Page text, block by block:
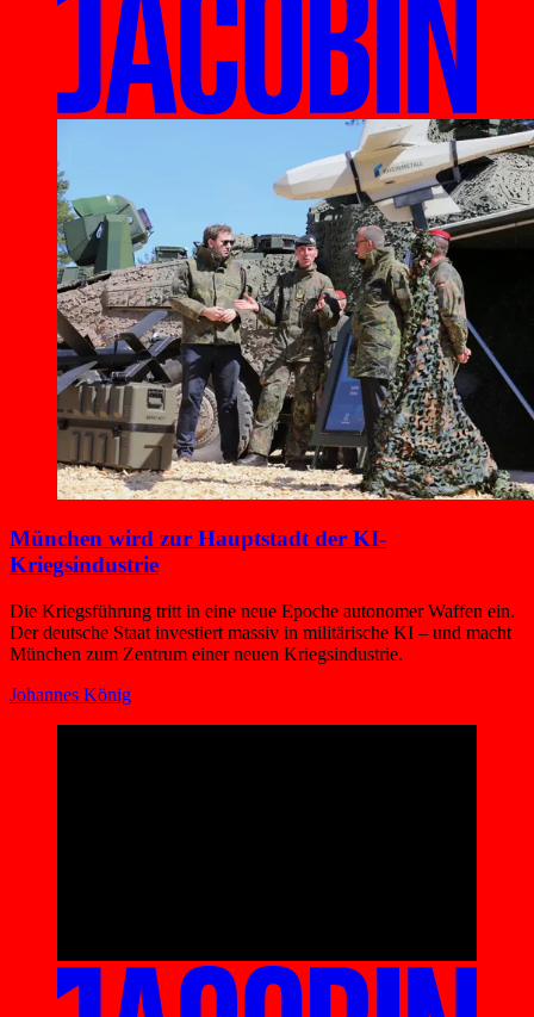
München wird zur Hauptstadt der KI-
Kriegsindustrie
Die Kriegsführung tritt in eine neue Epoche autonomer Waffen ein.
Der deutsche Staat investiert massiv in militärische KI – und macht
München zum Zentrum einer neuen Kriegsindustrie.
Johannes König